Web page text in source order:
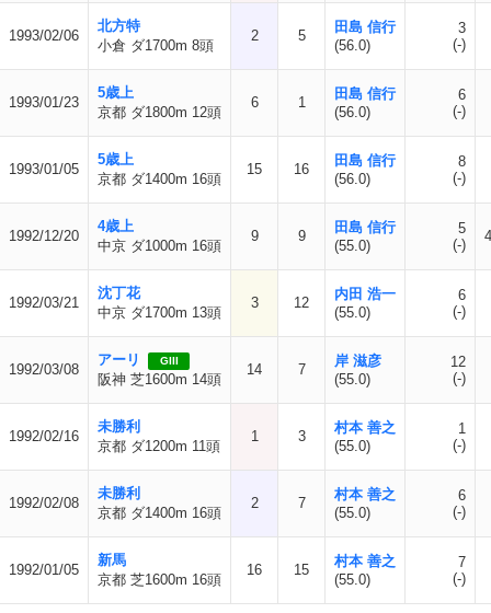
1993/02/06
北方特
小倉 ダ1700m 8頭
2 5
田島 信行
(56.0)
3
(-)
1993/01/23
5歳上
京都 ダ1800m 12頭
6 1
田島 信行
(56.0)
6
(-)
1993/01/05
5歳上
京都 ダ1400m 16頭
15 16
田島 信行
(56.0)
8
(-)
1992/12/20
4歳上
中京 ダ1000m 16頭
9 9
田島 信行
(55.0)
5
(-)
1992/03/21
沈丁花
中京 ダ1700m 13頭
3 12
内田 浩一
(55.0)
6
(-)
1992/03/08
アーリ GIII
阪神 芝1600m 14頭
14 7
岸 滋彦
(55.0)
12
(-)
1992/02/16
未勝利
京都 ダ1200m 11頭
1 3
村本 善之
(55.0)
1
(-)
1992/02/08
未勝利
京都 ダ1400m 16頭
2 7
村本 善之
(55.0)
6
(-)
1992/01/05
新馬
京都 芝1600m 16頭
16 15
村本 善之
(55.0)
7
(-)